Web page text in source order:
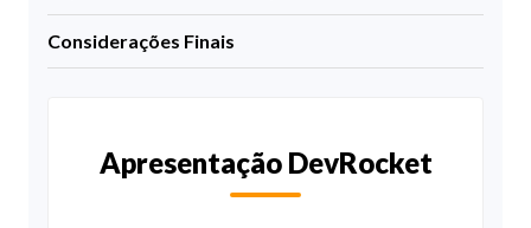
Considerações Finais
Apresentação DevRocket